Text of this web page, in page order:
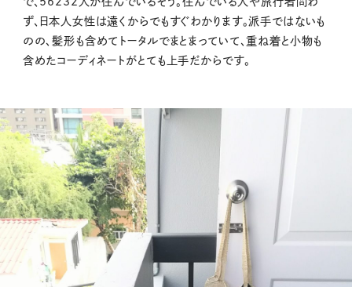
ず、日本人女性は遠くからでもすぐわかります。派手ではないも
のの、髪形も含めてトータルでまとまっていて、重ね着と小物も
含めたコーディネートがとても上手だからです。